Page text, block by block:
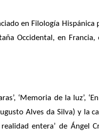
en Filología
Occidental, en
‘Memoria de la luz’,
Alves da Silva) y la
entera’ de